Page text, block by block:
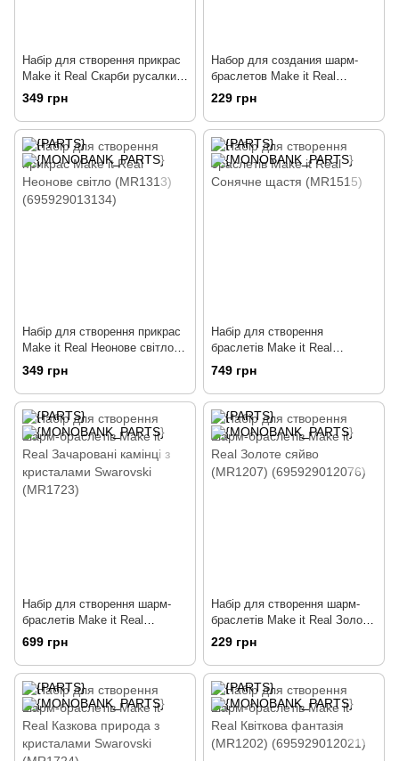
Набір для створення прикрас
Make it Real Скарби русалки
(MR1306) (695929013066)
349 грн
Набор для создания шарм-
браслетов Make it Real
Цветная мечта (MR1204)
(695929012045)
229 грн
Набір для створення прикрас
Make it Real Неонове світло
(MR1313) (695929013134)
349 грн
Набір для створення
браслетів Make it Real
Сонячне щастя (MR1515)
749 грн
Набір для створення шарм-
браслетів Make it Real
Зачаровані камінці з
кристалами Swarovski
(MR1723)
699 грн
Набір для створення шарм-
браслетів Make it Real Золоте
сяйво (MR1207)
(695929012076)
229 грн